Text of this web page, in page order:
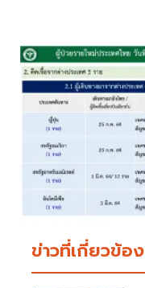
ข่าวที่เกี่ยวข้อง